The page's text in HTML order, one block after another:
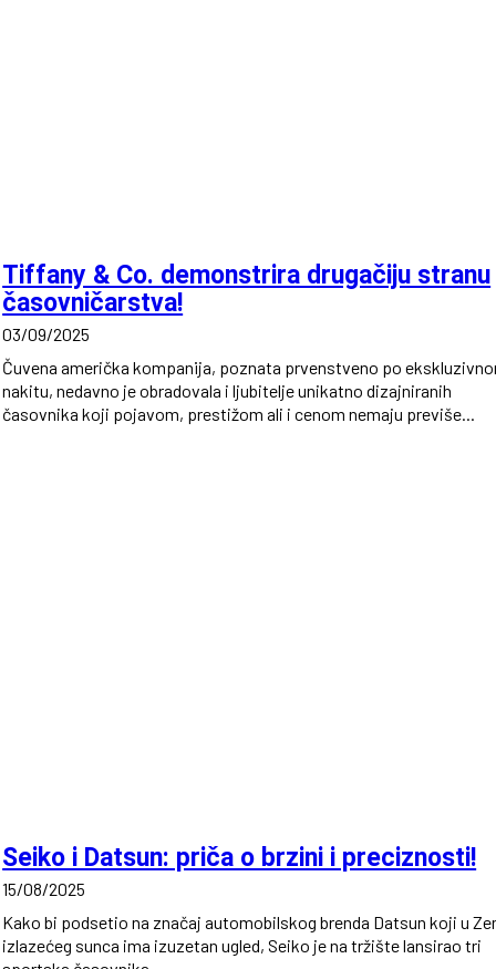
Tiffany & Co. demonstrira drugačiju stranu
časovničarstva!
03/09/2025
Čuvena američka kompanija, poznata prvenstveno po
nakitu, nedavno je obradovala i ljubitelje unikatno dizajniranih
časovnika koji pojavom, prestižom ali i cenom nemaju previše...
Seiko i Datsun: priča o brzini i preciznosti!
15/08/2025
Kako bi podsetio na značaj automobilskog brenda Datsun koji u
izlazećeg sunca ima izuzetan ugled, Seiko je na tržište lansirao tri